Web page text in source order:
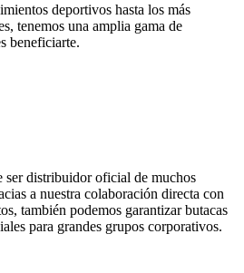
deportivos hasta los más
tenemos una amplia gama de
beneficiarte.
ser distribuidor oficial de muchos
a nuestra colaboración directa con
también podemos garantizar butacas
para grandes grupos corporativos.